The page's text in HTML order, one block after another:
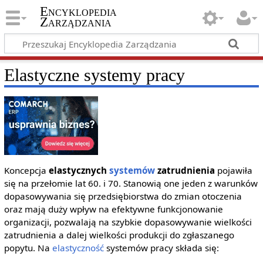
Encyklopedia
Zarządzania
Elastyczne systemy pracy
Koncepcja elastycznych systemówzatrudnienia pojawiła
się na przełomie lat 60. i 70. Stanowią one jeden z warunków
dopasowywania się przedsiębiorstwa do zmian otoczenia
oraz mają duży wpływ na efektywne funkcjonowanie
organizacji, pozwalają na szybkie dopasowywanie wielkości
zatrudnienia a dalej wielkości produkcji do zgłaszanego
popytu. Na elastycznośćsystemów pracy składa się: